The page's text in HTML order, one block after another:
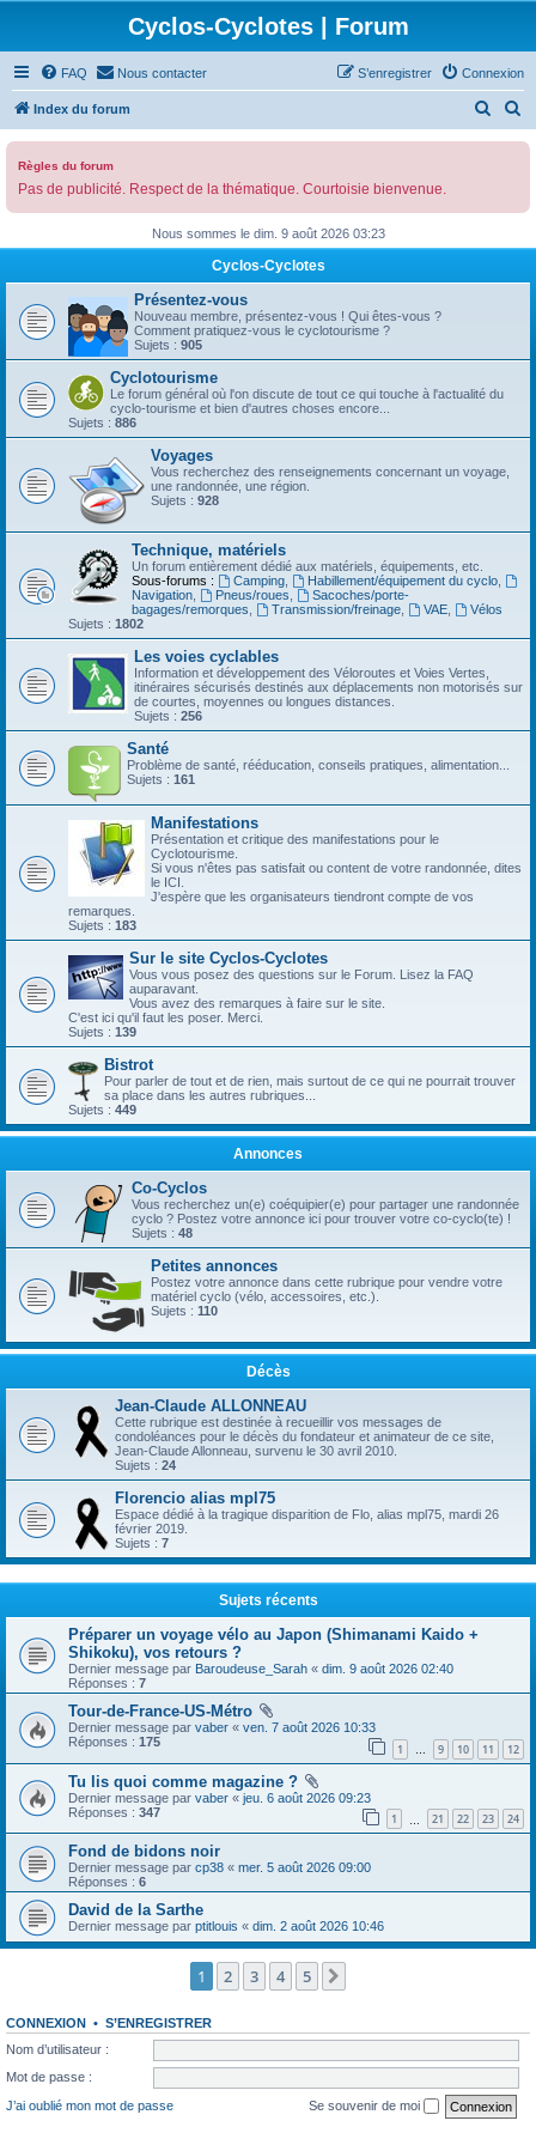
Cyclos-Cyclotes | Forum
FAQ Nous contacter Connexion
S’enregistrer
Index du forum
r
c
r
r
c
r
Règles du forum
Pas de publicité. Respect de la thématique. Courtoisie bienvenue.
Nous sommes le dim. 9 août 2026 03:23
Cyclos-Cyclotes
Présentez-vous
Nouveau membre, présentez-vous ! Qui êtes-vous ?
Comment pratiquez-vous le cyclotourisme ?
Sujets : 905
Cyclotourisme
Le forum général où l'on discute de tout ce qui touche à l'actualité du
cyclo-tourisme et bien d'autres choses encore...
Sujets : 886
Voyages
Vous recherchez des renseignements concernant un voyage,
une randonnée, une région.
Sujets : 928
Technique, matériels
Un forum entièrement dédié aux matériels, équipements, etc.
Sous-forums :
Camping, Habillement/équipement du cyclo,
Navigation
Pneus/roues
Sacoches/porte-
bagages/remorques
Transmission/freinage, VAE,
Vélos
Sujets : 1802
Les voies cyclables
Information et développement des Véloroutes et Voies Vertes,
itinéraires sécurisés destinés aux déplacements non motorisés sur
de courtes, moyennes ou longues distances.
Sujets : 256
Santé
Problème de santé, rééducation, conseils pratiques, alimentation...
Sujets : 161
Manifestations
Présentation et critique des manifestations pour le
Cyclotourisme.
Si vous n'êtes pas satisfait ou content de votre randonnée, dites
le ICI.
J'espère que les organisateurs tiendront compte de vos
remarques.
Sujets : 183
Sur le site Cyclos-Cyclotes
Vous vous posez des questions sur le Forum. Lisez la FAQ
auparavant.
Vous avez des remarques à faire sur le site.
C'est ici qu'il faut les poser. Merci.
Sujets : 139
Bistrot
Pour parler de tout et de rien, mais surtout de ce qui ne pourrait trouver
sa place dans les autres rubriques...
Sujets : 449
Annonces
Co-Cyclos
Vous recherchez un(e) coéquipier(e) pour partager une randonnée
cyclo ? Postez votre annonce ici pour trouver votre co-cyclo(te) !
Sujets : 48
Petites annonces
Postez votre annonce dans cette rubrique pour vendre votre
matériel cyclo (vélo, accessoires, etc.).
Sujets : 110
Décès
Jean-Claude ALLONNEAU
Cette rubrique est destinée à recueillir vos messages de
condoléances pour le décès du fondateur et animateur de ce site,
Jean-Claude Allonneau, survenu le 30 avril 2010.
Sujets : 24
Florencio alias mpl75
Espace dédié à la tragique disparition de Flo, alias mpl75, mardi 26
février 2019.
Sujets : 7
Sujets récents
Préparer un voyage vélo au Japon (Shimanami Kaido +
Shikoku), vos retours ?
Dernier message par Baroudeuse_Sarah « dim. 9 août 2026 02:40
Réponses : 7
Tour-de-France-US-Métro
Dernier message par vaber « ven. 7 août 2026 10:33
Réponses : 175 1 … 9 10 11 12
Tu lis quoi comme magazine ?
Dernier message par vaber « jeu. 6 août 2026 09:23
Réponses : 347 1 21 22 23 24
Fond de bidons noir
Dernier message par cp38 « mer. 5 août 2026 09:00
Réponses : 6
David de la Sarthe
Dernier message par ptitlouis « dim. 2 août 2026 10:46
1 2 3 4 5
CONNEXION • S’ENREGISTRER
Nom d’utilisateur :
Mot de passe :
J’ai oublié mon mot de passe
Se souvenir de moi